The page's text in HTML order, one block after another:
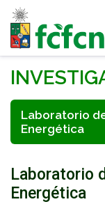
Laboratorio
Energética
Laboratorio
Energética